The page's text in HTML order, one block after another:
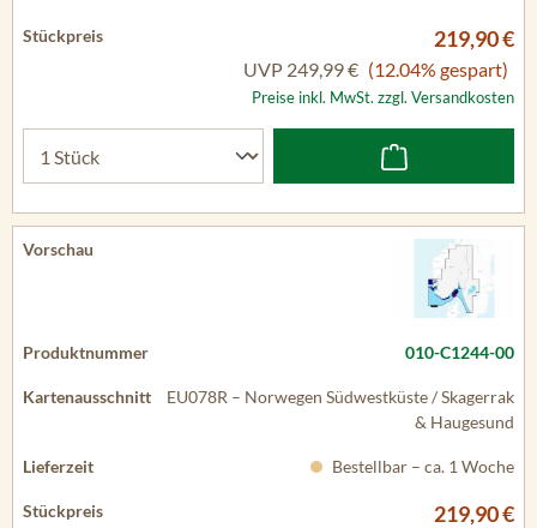
219,90 €
UVP 249,99 € (12.04% gespart)
Preise inkl. MwSt. zzgl. Versandkosten
010-C1244-00
EU078R – Norwegen Südwestküste / Skagerrak
& Haugesund
Bestellbar – ca. 1 Woche
219,90 €